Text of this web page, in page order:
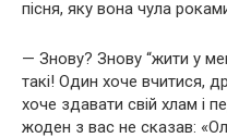
пісня, яку вона чула
— Знову? Знову “жити у
такі! Один хоче вчитися,
хоче здавати свій хлам і
жоден з вас не сказав: